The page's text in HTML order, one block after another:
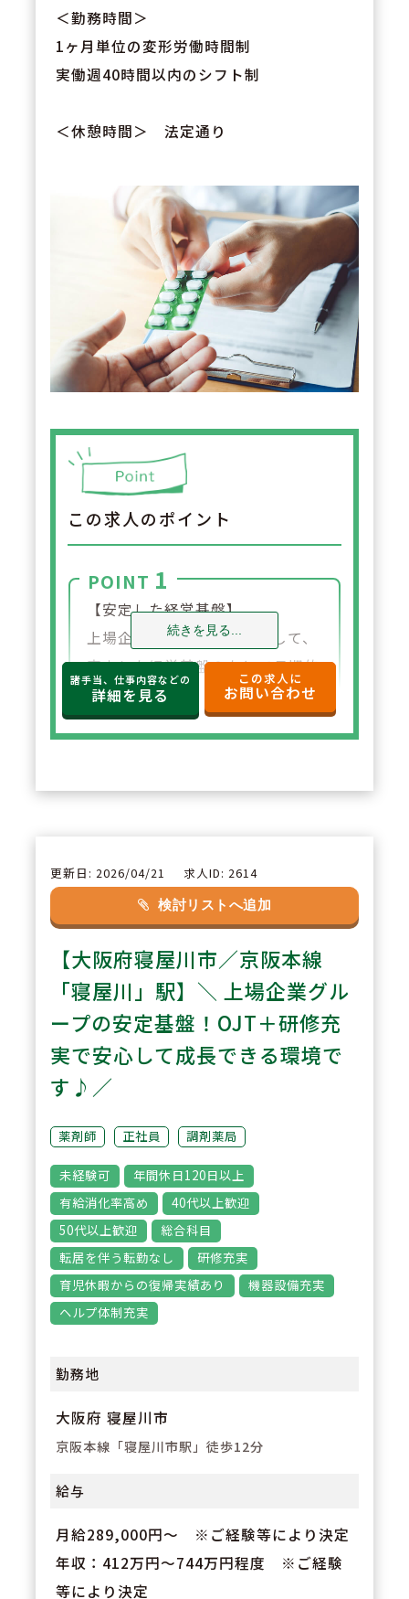
＜勤務時間＞
1ヶ月単位の変形労働時間制
実働週40時間以内のシフト制
＜休憩時間＞ 法定通り
この求人のポイント
POINT 1
【安定した経営基盤】
上場企業グループの一員として、
安定した経営基盤のもとで長期的
に安心して働ける環境が整ってい
ます。福利厚生や各種制度も充実
POINT 2
【充実した教育体制】
OJTを中心に、本社フォローやW
EB研修など教育体制が整ってお
り、経験に不安のある方でも安心
してスタートできます。継続的に
知識・スキルを高められる環境で
す。
POINT3
【幅広い業務経験】
調剤業務に加え、在宅医療やセル
フメディケーション支援、地域活
動など幅広い業務に携わることが
できます。薬剤師としての専門性
を高めたい方におすすめです。
続きを見る...
諸手当、仕事内容などの
詳細を見る
この求人に
お問い合わせ
更新日: 2026/04/21 求人ID: 2614
検討リストへ追加
【大阪府寝屋川市／京阪本線
「寝屋川」駅】＼ 上場企業グル
ープの安定基盤！OJT＋研修充
実で安心して成長できる環境で
す♪／
薬剤師 正社員 調剤薬局
未経験可
年間休日120日以上
有給消化率高め
40代以上歓迎
50代以上歓迎
総合科目
転居を伴う転勤なし
研修充実
育児休暇からの復帰実績あり
機器設備充実
ヘルプ体制充実
勤務地
大阪府 寝屋川市
京阪本線「寝屋川市駅」徒歩12分
給与
月給289,000円～ ※ご経験等により決定
年収：412万円～744万円程度 ※ご経験
等により決定